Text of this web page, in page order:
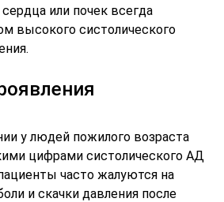
или почек всегда
высокого систолического
у людей пожилого возраста
цифрами систолического АД
часто жалуются на
и скачки давления после